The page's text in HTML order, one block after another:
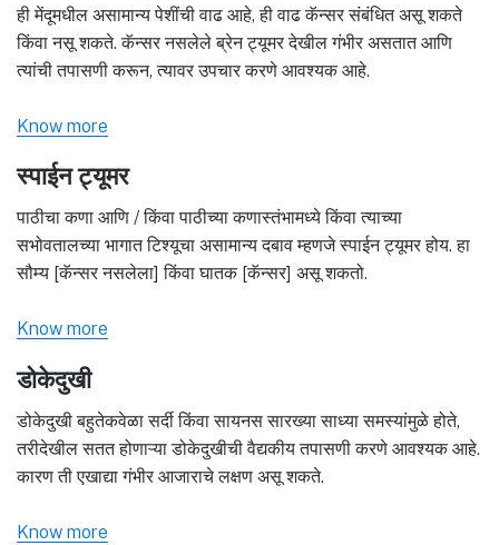
ही मेंदूमधील असामान्य पेशींची वाढ आहे, ही वाढ कॅन्सर संबंधित असू शकते
किंवा नसू शकते. कॅन्सर नसलेले ब्रेन ट्यूमर देखील गंभीर असतात आणि
त्यांची तपासणी करून, त्यावर उपचार करणे आवश्यक आहे.
Know more
स्पाईन ट्यूमर
पाठीचा कणा आणि / किंवा पाठीच्या कणास्तंभामध्ये किंवा त्याच्या
सभोवतालच्या भागात टिश्यूचा असामान्य दबाव म्हणजे स्पाईन ट्यूमर होय. हा
सौम्य [कॅन्सर नसलेला] किंवा घातक [कॅन्सर] असू शकतो.
Know more
डोकेदुखी
डोकेदुखी बहुतेकवेळा सर्दी किंवा सायनस सारख्या साध्या समस्यांमुळे होते,
तरीदेखील सतत होणाऱ्या डोकेदुखीची वैद्यकीय तपासणी करणे आवश्यक आहे.
कारण ती एखाद्या गंभीर आजाराचे लक्षण असू शकते.
Know more